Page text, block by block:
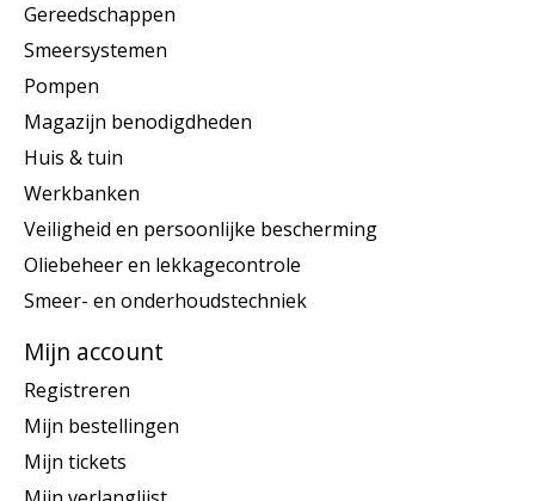
Gereedschappen
Smeersystemen
Pompen
Magazijn benodigdheden
Huis & tuin
Werkbanken
Veiligheid en persoonlijke bescherming
Oliebeheer en lekkagecontrole
Smeer- en onderhoudstechniek
Mijn account
Registreren
Mijn bestellingen
Mijn tickets